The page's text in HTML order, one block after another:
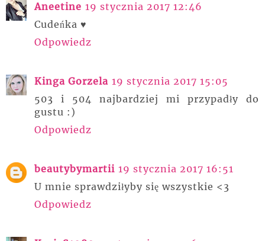
Aneetine 19 stycznia 2017 12:46
Cudeńka ♥
Odpowiedz
Kinga Gorzela 19 stycznia 2017 15:05
503 i 504 najbardziej mi przypadły do
gustu :)
Odpowiedz
beautybymartii 19 stycznia 2017 16:51
U mnie sprawdziłyby się wszystkie <3
Odpowiedz